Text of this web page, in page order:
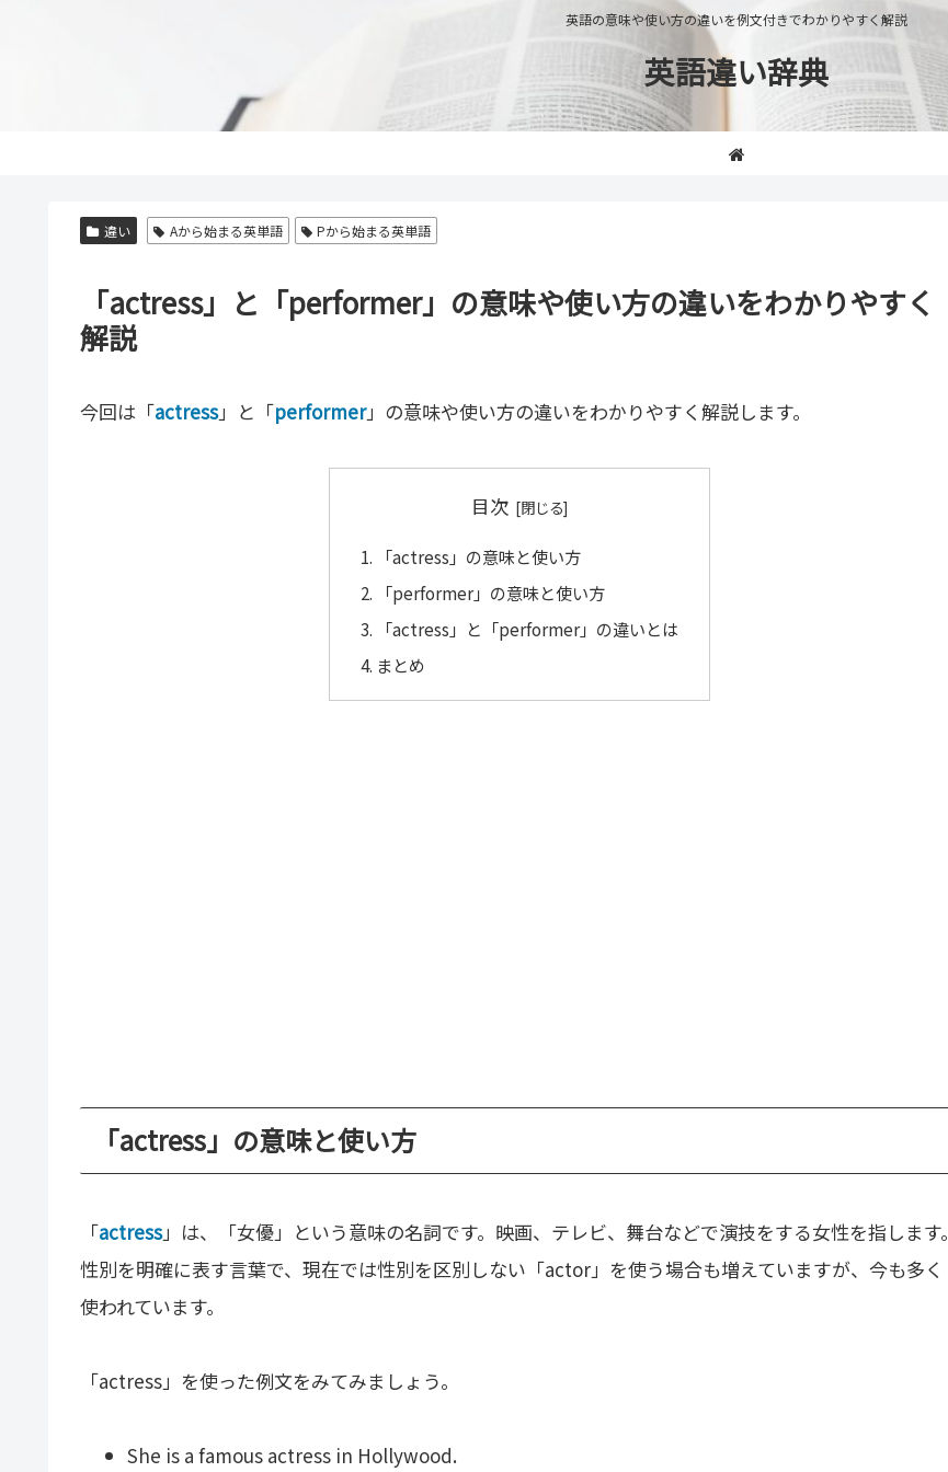
英語の意味や使い方の違いを例文付きでわかりやすく解説
英語違い辞典
違い Aから始まる英単語 Pから始まる英単語
「actress」と「performer」の意味や使い方の違いをわかりやすく
解説
今回は「actress」と「performer」の意味や使い方の違いをわかりやすく解説します。
目次
「actress」の意味と使い方
「performer」の意味と使い方
「actress」と「performer」の違いとは
まとめ
「actress」の意味と使い方
「actress」は、「女優」という意味の名詞です。映画、テレビ、舞台などで演技をする女性を指します。
性別を明確に表す言葉で、現在では性別を区別しない「actor」を使う場合も増えていますが、今も多く
使われています。
「actress」を使った例文をみてみましょう。
She is a famous actress in Hollywood.